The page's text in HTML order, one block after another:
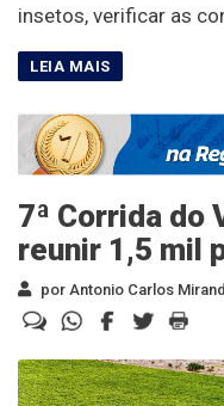
insetos, verificar as
7ª Corrida do
reunir 1,5 mil
por Antonio Carlos